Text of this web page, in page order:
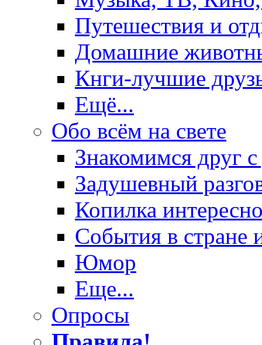
Путешествия и
Домашние
Кнги-лучшие
Ещё...
Обо всём на свете
Знакомимся друг
Задушевный
Копилка
События в стране
Юмор
Еще...
Опросы